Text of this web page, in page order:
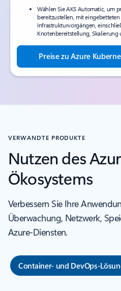
Wählen Sie AKS Automatic, um
bereitzustellen, mit
Infrastrukturvorgängen,
Knotenbereitstellung,
Preise zu Azure
VERWANDTE PRODUKTE
Nutzen des
Ökosystems
Verbessern Sie Ihre
Überwachung, Netzwerk,
Azure-Diensten.
Container- und DevOps-